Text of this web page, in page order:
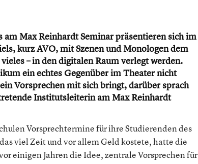
kein
Max Reinhardt Seminar präsentieren sich im
kurz AVO, mit Szenen und Monologen dem
– in den digitalen Raum verlegt werden.
ein echtes Gegenüber im Theater nicht
Vorsprechen mit sich bringt, darüber sprach
Institutsleiterin am Max Reinhardt
Vorsprechtermine für ihre Studierenden des
viel Zeit und vor allem Geld kostete, hatte die
einigen Jahren die Idee, zentrale Vorsprechen für